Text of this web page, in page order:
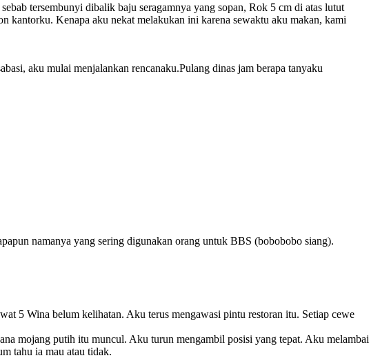
tersembunyi dibalik baju seragamnya yang sopan, Rok 5 cm di atas lutut
kantorku. Kenapa aku nekat melakukan ini karena sewaktu aku makan, kami
aku mulai menjalankan rencanaku.Pulang dinas jam berapa tanyaku
namanya yang sering digunakan orang untuk BBS (bobobobo siang).
5 Wina belum kelihatan. Aku terus mengawasi pintu restoran itu. Setiap cewe
mojang putih itu muncul. Aku turun mengambil posisi yang tepat. Aku melambai
tahu ia mau atau tidak.